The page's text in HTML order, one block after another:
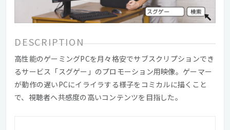
DESCRIPTION
高性能のゲーミングPCを月々格安でサブスクリプションでき
るサービス「スグゲー」のプロモーション用映像。ゲーマー
が動作の遅いPCにイライラする様子をコミカルに描くこと
で、視聴者へ共感度の高いコンテンツを目指した。